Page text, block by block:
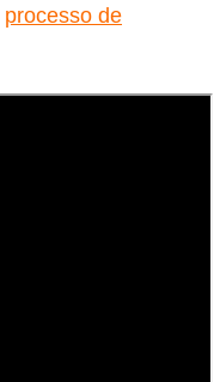
processo de